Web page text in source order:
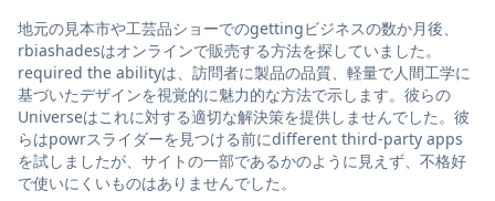
地元の見本市や工芸品ショーでのgettingビジネスの数か月後、
rbiashadesはオンラインで販売する方法を探していました。
required the abilityは、訪問者に製品の品質、軽量で人間工学に
基づいたデザインを視覚的に魅力的な方法で示します。彼らの
Universeはこれに対する適切な解決策を提供しませんでした。彼
らはpowrスライダーを見つける前にdifferent third-party apps
を試しましたが、サイトの一部であるかのように見えず、不格好
で使いにくいものはありませんでした。